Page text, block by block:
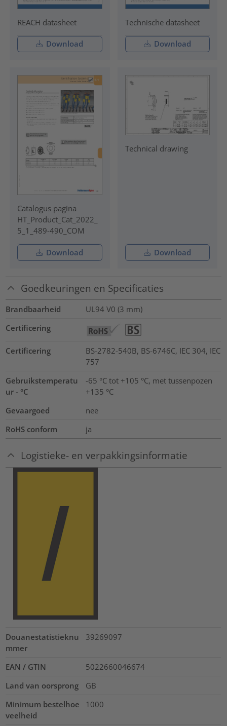
REACH datasheet
Download
Technische datasheet
Download
Catalogus pagina
HT_Product_Cat_2022_
5_1_489-490_COM
Download
Technical drawing
Download
Goedkeuringen en Specificaties
Brandbaarheid
UL94 V0 (3 mm)
Certificering
Certificering
BS-2782-540B, BS-6746C, IEC 304, IEC
757
Gebruikstemperatu
ur - °C
-65 °C tot +105 °C, met tussenpozen
+135 °C
Gevaargoed
nee
RoHS conform
ja
Logistieke- en verpakkingsinformatie
Douanestatistieknu
mmer
39269097
EAN / GTIN
5022660046674
Land van oorsprong
GB
Minimum bestelhoe
veelheid
1000